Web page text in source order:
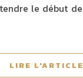
le début
LIRE L'ARTICLE